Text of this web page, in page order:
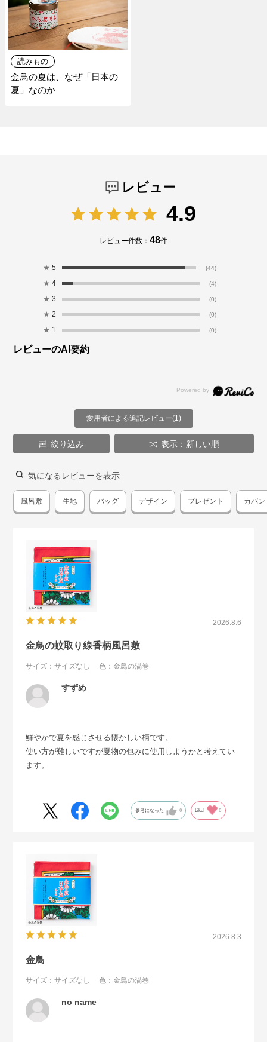
読みもの
金鳥の夏は、なぜ「日本の
夏」なのか
レビュー
4.9
レビュー件数： 48件
★ 5 (44)
★ 4 (4)
★ 3 (0)
★ 2 (0)
★ 1 (0)
レビューのAI要約
愛用者による追記レビュー(1)
絞り込み 表示：新しい順
気になるレビューを表示
風呂敷 生地 バッグ デザイン プレゼント カバン
2026.8.6
金鳥の蚊取り線香柄風呂敷
サイズ：サイズなし 色：金鳥の渦巻
すずめ
鮮やかで夏を感じさせる懐かしい柄です。
使い方が難しいですが夏物の包みに使用しようかと考えてい
ます。
参考になった 0 Like! 0
2026.8.3
金鳥
サイズ：サイズなし 色：金鳥の渦巻
no name